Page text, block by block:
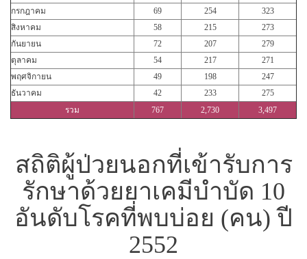
กรกฎาคม
69 254
323
สิงหาคม
58 215
273
กันยายน
72 207
279
ตุลาคม
54 217
271
พฤศจิกายน
49 198
247
ธันวาคม
42 233
275
รวม
767 2,730 3,497
สถิติผู้ป่วยนอกที่เข้ารับการ
รักษาด้วยยาเคมีบำบัด 10
อันดับโรคที่พบบ่อย (คน) ปี
2552